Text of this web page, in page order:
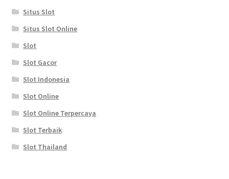
Situs Slot
Situs Slot Online
Slot
Slot Gacor
Slot Indonesia
Slot Online
Slot Online Terpercaya
Slot Terbaik
Slot Thailand